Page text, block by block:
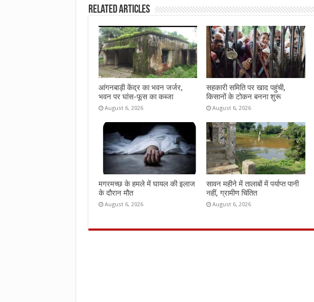
o
o
k
r
A
p
p
Related Articles
आंगनबाड़ी केंद्र का भवन जर्जर,
भवन पर घांस-फूस का कब्जा
August 6, 2026
सहकारी समिति पर खाद पहुंची,
किसानों के टोकन बनना शुरू
August 6, 2026
मगरमच्छ के हमले में घायल की इलाज
के दौरान मौत
August 6, 2026
सावन महीने में तालाबों में पर्याप्त पानी
नहीं, ग्रामीण चिंतित
August 6, 2026